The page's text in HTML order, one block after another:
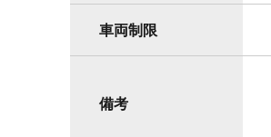
車両制限
備考